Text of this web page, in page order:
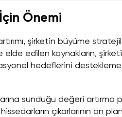
Önemi
şirketin büyüme
edilen kaynakların, şirketin
hedeflerini
sunduğu değeri artırma
çıkarlarının ön